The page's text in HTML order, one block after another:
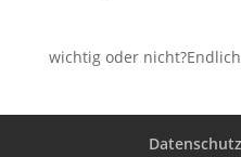
wichtig oder